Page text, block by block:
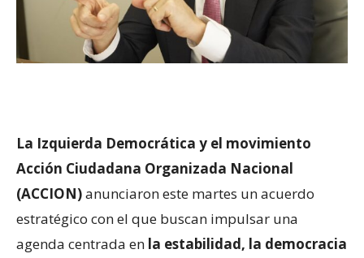
La Izquierda Democrática y el movimiento
Acción Ciudadana Organizada Nacional
(ACCION)anunciaron este martes un acuerdo
estratégico con el que buscan impulsar una
agenda centrada en la estabilidad, la democracia